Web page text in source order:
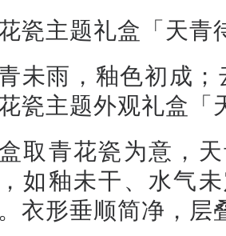
瓷主题礼盒「天青
未雨，釉色初成
瓷主题外观礼盒「
取青花瓷为意，
如釉未干、水气
衣形垂顺简净，层